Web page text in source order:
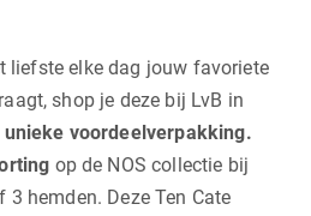
liefste elke dag jouw favoriete
shop je deze bij LvB in
voordeelverpakking.
op de NOS collectie bij
hemden. Deze Ten Cate